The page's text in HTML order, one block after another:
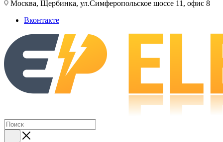
Москва, Щербинка, ул.Симферопольское шоссе 11, офис 8
Вконтакте